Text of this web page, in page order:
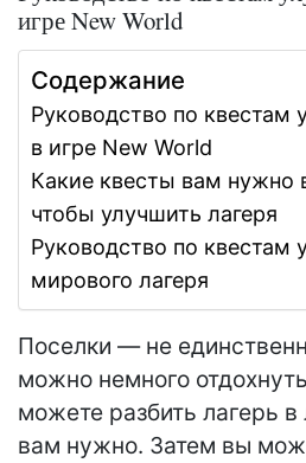
игре New World
Содержание
Руководство по квестам
в игре New World
Какие квесты вам нужно
чтобы улучшить лагеря
Руководство по квестам
мирового лагеря
Поселки — не
можно немного
можете разбить лагерь в
вам нужно. Затем вы